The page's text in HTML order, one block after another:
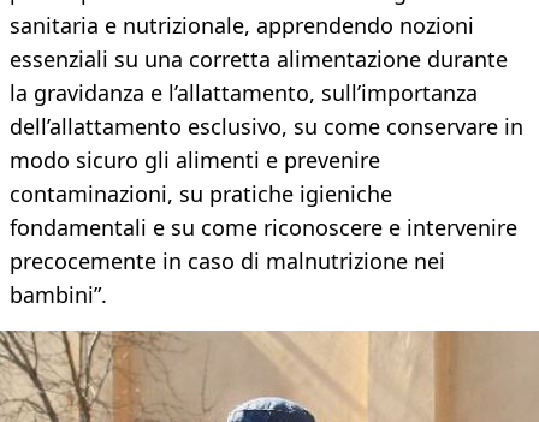
sanitaria e nutrizionale, apprendendo nozioni
essenziali su una corretta alimentazione durante
la gravidanza e l’allattamento, sull’importanza
dell’allattamento esclusivo, su come conservare in
modo sicuro gli alimenti e prevenire
contaminazioni, su pratiche igieniche
fondamentali e su come riconoscere e intervenire
precocemente in caso di malnutrizione nei
bambini”.